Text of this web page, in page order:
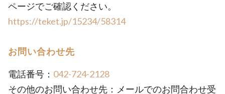
ページでご確認ください。
https://teket.jp/15234/58314
お問い合わせ先
電話番号： 042-724-2128
その他のお問い合わせ先：メールでのお問合わせ受